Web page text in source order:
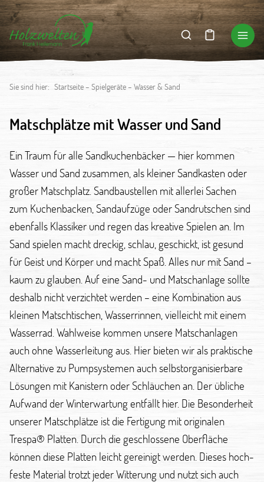
Sie sind hier: Startseite– Spielgeräte– Wasser & Sand
Matschplätze mit Wasser und Sand
Ein Traum für alle Sandkuchenbäcker — hier kommen
Wasser und Sand zusammen, als kleiner Sandkasten oder
großer Matschplatz. Sandbaustellen mit allerlei Sachen
zum Kuchenbacken, Sandaufzüge oder Sandrutschen sind
ebenfalls Klassiker und regen das kreative Spielen an. Im
Sand spielen macht dreckig, schlau, geschickt, ist gesund
für Geist und Körper und macht Spaß. Alles nur mit Sand –
kaum zu glauben. Auf eine Sand- und Matschanlage sollte
deshalb nicht verzichtet werden – eine Kombination aus
kleinen Matschtischen, Wasserrinnen, vielleicht mit einem
Wasserrad. Wahlweise kommen unsere Matschanlagen
auch ohne Wasserleitung aus. Hier bieten wir als praktische
Alternative zu Pumpsystemen auch selbstorganisierbare
Lösungen mit Kanistern oder Schläuchen an. Der übliche
Aufwand der Winterwartung entfällt hier. Die Besonderheit
unserer Matschplätze ist die Fertigung mit originalen
Trespa® Platten. Durch die geschlossene Oberfläche
können diese Platten leicht gereinigt werden. Dieses hoch-
feste Material trotzt jeder Witterung und nutzt sich auch